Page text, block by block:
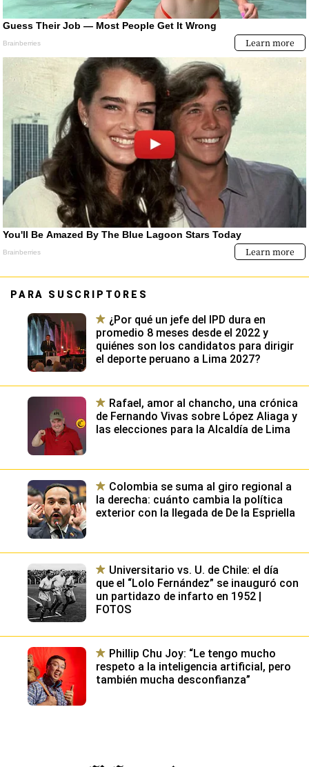
PARA SUSCRIPTORES
¿Por qué un jefe del IPD dura en
promedio 8 meses desde el 2022 y
quiénes son los candidatos para dirigir
el deporte peruano a Lima 2027?
Rafael, amor al chancho, una crónica
de Fernando Vivas sobre López Aliaga y
las elecciones para la Alcaldía de Lima
Colombia se suma al giro regional a
la derecha: cuánto cambia la política
exterior con la llegada de De la Espriella
Universitario vs. U. de Chile: el día
que el “Lolo Fernández” se inauguró con
un partidazo de infarto en 1952 |
FOTOS
Phillip Chu Joy: “Le tengo mucho
respeto a la inteligencia artificial, pero
también mucha desconfianza”